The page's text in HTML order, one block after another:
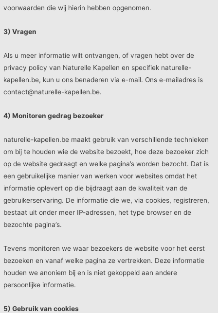
voorwaarden die wij hierin hebben opgenomen.
3) Vragen
Als u meer informatie wilt ontvangen, of vragen hebt over de
privacy policy van Naturelle Kapellen en specifiek naturelle-
kapellen.be, kun u ons benaderen via e-mail. Ons e-mailadres is
contact@naturelle-kapellen.be.
4) Monitoren gedrag bezoeker
naturelle-kapellen.be maakt gebruik van verschillende technieken
om bij te houden wie de website bezoekt, hoe deze bezoeker zich
op de website gedraagt en welke pagina’s worden bezocht. Dat is
een gebruikelijke manier van werken voor websites omdat het
informatie oplevert op die bijdraagt aan de kwaliteit van de
gebruikerservaring. De informatie die we, via cookies, registreren,
bestaat uit onder meer IP-adressen, het type browser en de
bezochte pagina’s.
Tevens monitoren we waar bezoekers de website voor het eerst
bezoeken en vanaf welke pagina ze vertrekken. Deze informatie
houden we anoniem bij en is niet gekoppeld aan andere
persoonlijke informatie.
5) Gebruik van cookies